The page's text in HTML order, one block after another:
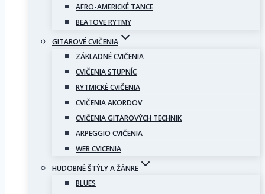
AFRO-AMERICKÉ TANCE
BEATOVE RYTMY
GITAROVÉ CVIČENIA
ZÁKLADNÉ CVIČENIA
CVIČENIA STUPNÍC
RYTMICKÉ CVIČENIA
CVIČENIA AKORDOV
CVIČENIA GITAROVÝCH TECHNIK
ARPEGGIO CVIČENIA
WEB CVICENIA
HUDOBNÉ ŠTÝLY A ŽÁNRE
BLUES